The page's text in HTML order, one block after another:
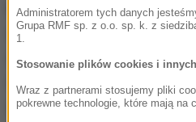
Należąca do NATO Turcja
wsparcie syryjskim
obalenie reżimu Asada. Siły
oblegane we wschodniej
sukcesach oddziałów
Administratorem tych danych
Grupa RMF sp. z o.o. sp. k. z
1.
Stosowanie plików cookies i
Wraz z partnerami stosujemy pliki
pokrewne technologie, które mają na